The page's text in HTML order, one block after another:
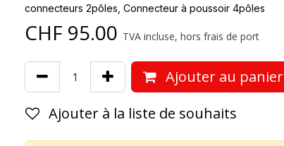
connecteurs 2pôles, Connecteur à poussoir 4pôles
CHF 95.00 TVA incluse, hors frais de port
Ajouter au panier
Ajouter à la liste de souhaits